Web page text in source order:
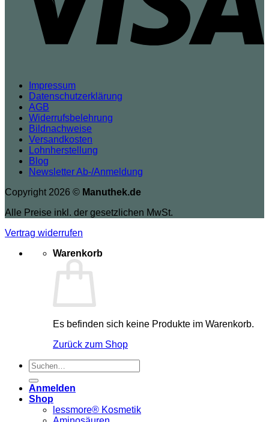
Impressum
Datenschutzerklärung
AGB
Widerrufsbelehrung
Bildnachweise
Versandkosten
Lohnherstellung
Blog
Newsletter Ab-/Anmeldung
Copyright 2026 © Manuthek.de
Alle Preise inkl. der gesetzlichen MwSt.
Vertrag widerrufen
Warenkorb
Es befinden sich keine Produkte im Warenkorb.
Zurück zum Shop
Suchen
nach:
Anmelden
Shop
lessmore® Kosmetik